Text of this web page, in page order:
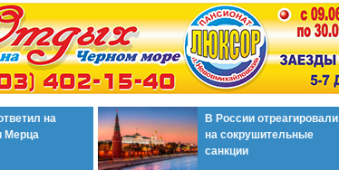
на
Мерца
В России отреагировали
на сокрушительные
санкции